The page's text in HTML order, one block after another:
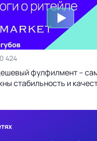
424
фулфилмент –
стабильность и